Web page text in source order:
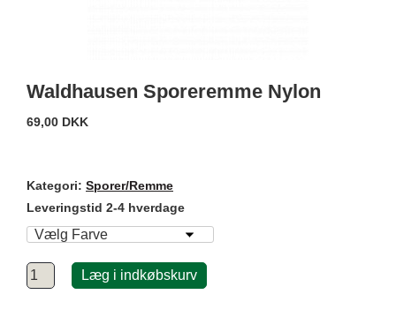
Waldhausen Sporeremme Nylon
69,00 DKK
Kategori: Sporer/Remme
Leveringstid 2-4 hverdage
Læg i indkøbskurv